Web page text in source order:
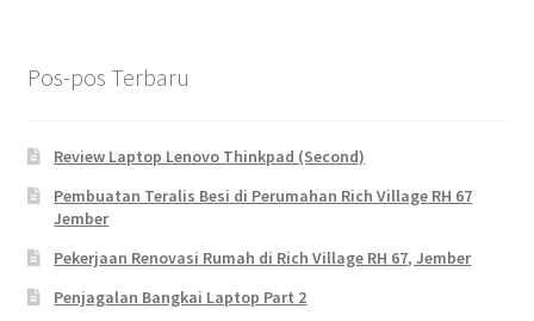
Pos-pos Terbaru
Review Laptop Lenovo Thinkpad (Second)
Pembuatan Teralis Besi di Perumahan Rich Village RH 67
Jember
Pekerjaan Renovasi Rumah di Rich Village RH 67, Jember
Penjagalan Bangkai Laptop Part 2